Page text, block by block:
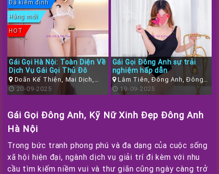
Đà
Nẵng
Gọi
Thành
Phố
Hà
Các
Miền
Tây
Đã kiểm định
Hàng mới
HOT
Gái Gọi Hà Nội: Toàn Diện Về
Dịch Vụ Gái Gọi Thủ Đô
Doãn Kế Thiện, Mai Dịch,
Cầu Giấy, Hà Nội
20-09-2025
Gái Gọi Đông Anh sự trải
nghiệm hấp dẫn
Lâm Tiên, Đông Anh, Đông
Anh, Hà Nội
19-09-2025
Gái Gọi Đông Anh, Kỹ Nữ Xinh Đẹp Đông Anh
Hà Nội
Trong bức tranh phong phú và đa dạng của cuộc sống
xã hội hiện đại, ngành dịch vụ giải trí đi kèm với nhu
cầu tìm kiếm niềm vui và thư giãn cũng ngày càng trở